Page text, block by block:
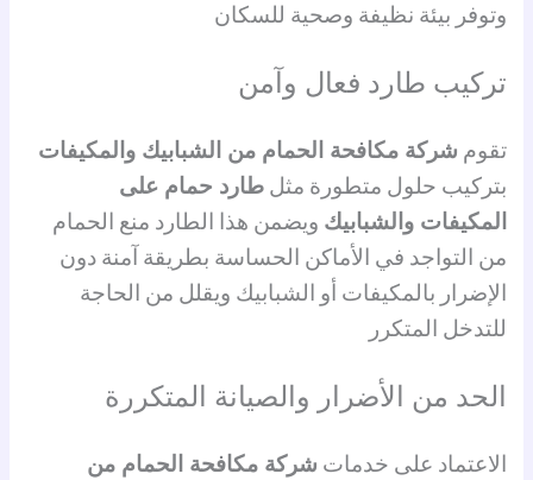
وتوفر بيئة نظيفة وصحية للسكان
تركيب طارد فعال وآمن
تقوم شركة مكافحة الحمام من الشبابيك والمكيفات
بتركيب حلول متطورة مثلطارد حمام على
المكيفات والشبابيك ويضمن هذا الطارد منع الحمام
من التواجد في الأماكن الحساسة بطريقة آمنة دون
الإضرار بالمكيفات أو الشبابيك ويقلل من الحاجة
للتدخل المتكرر
الحد من الأضرار والصيانة المتكررة
الاعتماد على خدمات شركة مكافحة الحمام من